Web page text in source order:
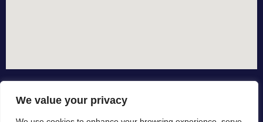
We value your privacy